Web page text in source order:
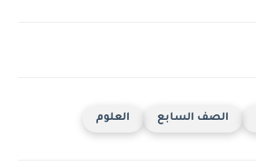
الصف السابع العلوم